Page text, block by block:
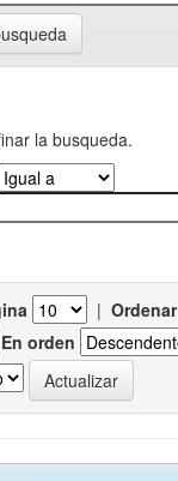
la busqueda.
|
En orden